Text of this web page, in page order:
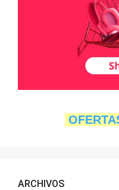
ARCHIVOS